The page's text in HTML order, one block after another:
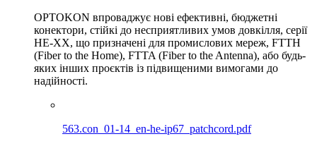
OPTOKON впроваджує нові ефективні, бюджетні
конектори, стійкі до несприятливих умов довкілля, серії
HE-XX, що призначені для промислових мереж, FTTH
(Fiber to the Home), FTTA (Fiber to the Antenna), або будь-
яких інших проєктів із підвищеними вимогами до
надійності.
563.con_01-14_en-he-ip67_patchcord.pdf